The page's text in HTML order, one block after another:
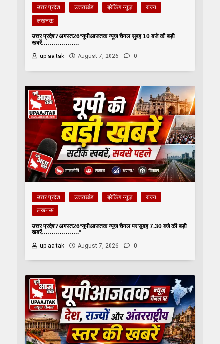
उत्तर प्रदेश उत्तराखंड ब्रेकिंग न्यूज़
राज्य
लखनऊ
उत्तर प्रदेश7अगस्त26*यूपीआजतक न्यूज चैनल सुबह 10 बजे की बड़ी
खबरें……………….
up aajtak
August 7, 2026 0
उत्तर प्रदेश उत्तराखंड ब्रेकिंग न्यूज़
राज्य
लखनऊ
उत्तर प्रदेश7अगस्त26*यूपीआजतक न्यूज चैनल पर सुबह 7.30 बजे की बड़ी
खबरें……………….*
up aajtak
August 7, 2026 0